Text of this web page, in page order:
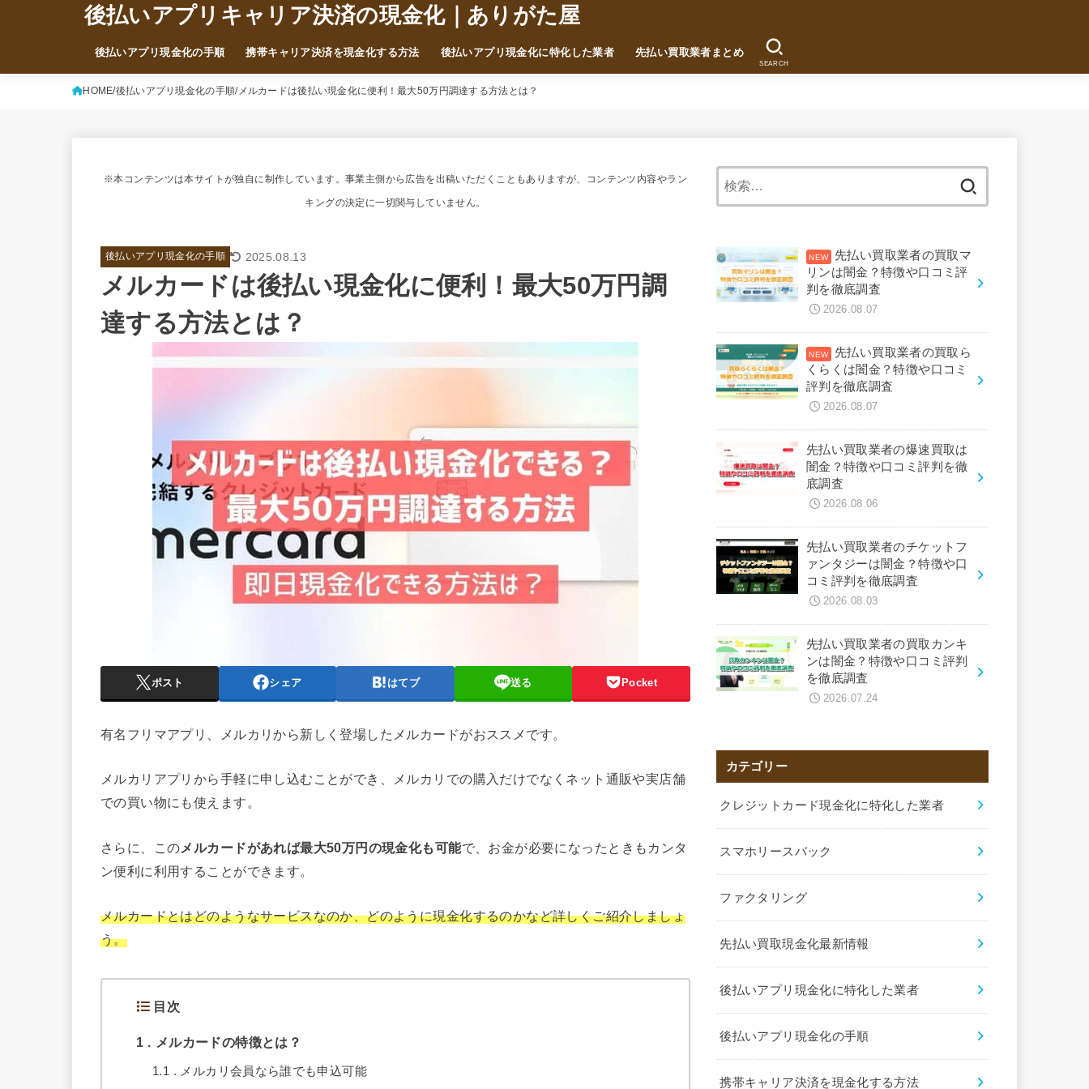
後払いアプリキャリア決済の現金化｜ありがた屋
後払いアプリ現金化の手順 携帯キャリア決済を現金化する方法 後払いアプリ現金化に特化した業者 先払い買取業者まとめ
SEARCH
HOME 後払いアプリ現金化の手順 メルカードは後払い現金化に便利！最大50万円調達する方法とは？
※本コンテンツは本サイトが独自に制作しています。事業主側から広告を出稿いただくこともありますが、コンテンツ内容やラン
キングの決定に一切関与していません。
後払いアプリ現金化の手順 2025.08.13
メルカードは後払い現金化に便利！最大50万円調
達する方法とは？
ポスト シェア はてブ 送る Pocket
有名フリマアプリ、メルカリから新しく登場したメルカードがおススメです。
メルカリアプリから手軽に申し込むことができ、メルカリでの購入だけでなくネット通販や実店舗
での買い物にも使えます。
さらに、このメルカードがあれば最大50万円の現金化も可能で、お金が必要になったときもカンタ
ン便利に利用することができます。
メルカードとはどのようなサービスなのか、どのように現金化するのかなど詳しくご紹介しましょ
う。
目次
1 メルカードの特徴とは？
1.1
メルカリ会員なら誰でも申込可能
先払い買取業者の買取マ
リンは闇金？特徴や口コミ評
判を徹底調査
2026.08.07
先払い買取業者の買取ら
くらくは闇金？特徴や口コミ
評判を徹底調査
2026.08.07
先払い買取業者の爆速買取は
闇金？特徴や口コミ評判を徹
底調査
2026.08.06
先払い買取業者のチケットフ
ァンタジーは闇金？特徴や口
コミ評判を徹底調査
2026.08.03
先払い買取業者の買取カンキ
ンは闇金？特徴や口コミ評判
を徹底調査
2026.07.24
カテゴリー
クレジットカード現金化に特化した業者
スマホリースバック
ファクタリング
先払い買取現金化最新情報
後払いアプリ現金化に特化した業者
後払いアプリ現金化の手順
携帯キャリア決済を現金化する方法